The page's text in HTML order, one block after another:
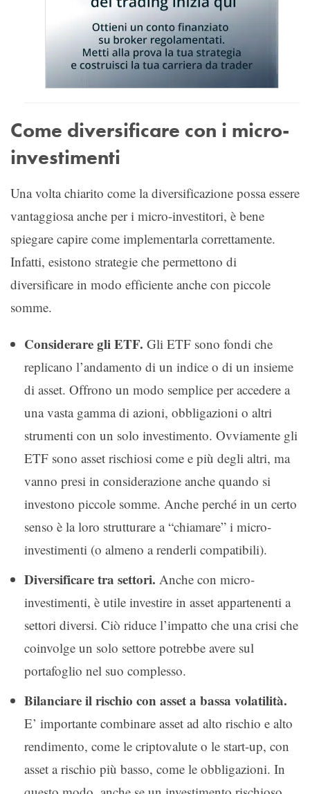
Come diversificare con i micro-
investimenti
Una volta chiarito come la diversificazione possa essere
vantaggiosa anche per i micro-investitori, è bene
spiegare capire come implementarla correttamente.
Infatti, esistono strategie che permettono di
diversificare in modo efficiente anche con piccole
somme.
Considerare gli ETF. Gli ETF sono fondi che
replicano l’andamento di un indice o di un insieme
di asset. Offrono un modo semplice per accedere a
una vasta gamma di azioni, obbligazioni o altri
strumenti con un solo investimento. Ovviamente gli
ETF sono asset rischiosi come e più degli altri, ma
vanno presi in considerazione anche quando si
investono piccole somme. Anche perché in un certo
senso è la loro strutturare a “chiamare” i micro-
investimenti (o almeno a renderli compatibili).
Diversificare tra settori. Anche con micro-
investimenti, è utile investire in asset appartenenti a
settori diversi. Ciò riduce l’impatto che una crisi che
coinvolge un solo settore potrebbe avere sul
portafoglio nel suo complesso.
Bilanciare il rischio con asset a bassa volatilità.
E’ importante combinare asset ad alto rischio e alto
rendimento, come le criptovalute o le start-up, con
asset a rischio più basso, come le obbligazioni. In